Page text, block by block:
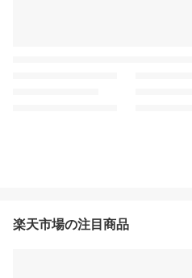
楽天市場の注目商品